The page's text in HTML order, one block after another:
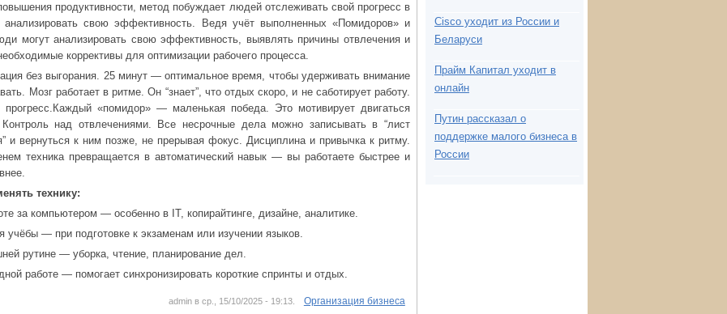
продуктивности, метод побуждает людей отслеживать свой прогресс в
анализировать свою эффективность. Ведя учёт выполненных «Помидоров» и
могут анализировать свою эффективность, выявлять причины отвлечения и
коррективы для оптимизации рабочего процесса.
без выгорания. 25 минут — оптимальное время, чтобы удерживать внимание
Мозг работает в ритме. Он “знает”, что отдых скоро, и не саботирует работу.
прогресс.Каждый «помидор» — маленькая победа. Это мотивирует двигаться
над отвлечениями. Все несрочные дела можно записывать в “лист
и вернуться к ним позже, не прерывая фокус. Дисциплина и привычка к ритму.
техника превращается в автоматический навык — вы работаете быстрее и
технику:
за компьютером — особенно в IT, копирайтинге, дизайне, аналитике.
учёбы — при подготовке к экзаменам или изучении языков.
рутине — уборка, чтение, планирование дел.
работе — помогает синхронизировать короткие спринты и отдых.
admin в ср., 15/10/2025 - 19:13. Организация бизнеса
Cisco уходит из России и
Беларуси
Прайм Капитал уходит в
онлайн
Путин рассказал о
поддержке малого бизнеса в
России